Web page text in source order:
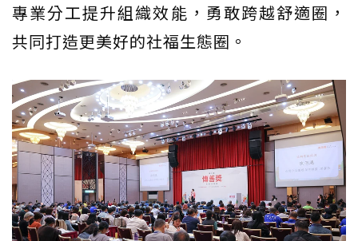
專業分工提升組織效能，勇敢跨越舒適圈，
共同打造更美好的社福生態圈。